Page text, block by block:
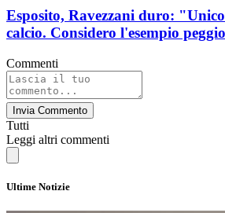
Esposito, Ravezzani duro:
calcio. Considero l'esempio
Commenti
Invia Commento
Tutti
Leggi altri commenti
Ultime Notizie